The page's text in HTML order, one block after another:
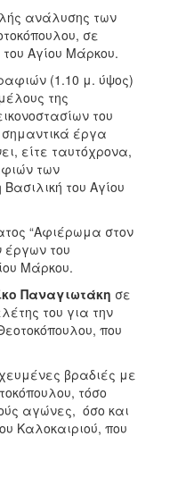
ανάλυσης των
σε
Αγίου Μάρκου.
(1.10 μ. ύψος)
της
του
έργα
είτε ταυτόχρονα,
των
του Αγίου
“Αφιέρωμα στον
έργων του
Μάρκου.
Παναγιωτάκη σε
του για την
που
βραδιές με
τόσο
αγώνες, όσο και
Καλοκαιριού, που